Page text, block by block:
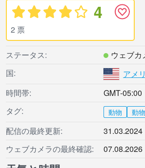
4
2 票
ステータス:
ウェブ
国:
アメ
時間帯:
GMT-05:00
タグ:
動物 動
配信の最終更新:
31.03.2024
ウェブカメラの最終確認:
07.08.2026